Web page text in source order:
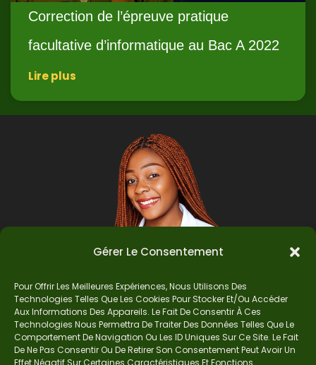
Gérer Le Consentement
Pour Offrir Les Meilleures Expériences, Nous Utilisons Des
Technologies Telles Que Les Cookies Pour Stocker Et/ou Accéder
Aux Informations Des Appareils. Le Fait De Consentir À Ces
Technologies Nous Permettra De Traiter Des Données Telles Que Le
Comportement De Navigation Ou Les ID Uniques Sur Ce Site. Le Fait
De Ne Pas Consentir Ou De Retirer Son Consentement Peut Avoir Un
Effet Négatif Sur Certaines Caractéristiques Et Fonctions.
Correction de l’épreuve pratique
facultative d’informatique au Bac A 2022
Lire plus
Auteur
Je suis Madame Mba, une enseignante certifiée